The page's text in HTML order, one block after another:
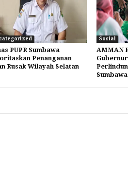
PUPR Sumbawa
Penanganan
Rusak Wilayah Selatan
Sosial
AMMAN